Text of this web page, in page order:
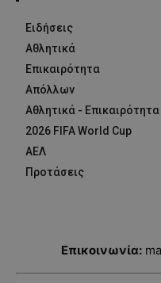
Ειδήσεις
Αθλητικά
Επικαιρότητα
Απόλλων
Αθλητικά - Επικαιρότητα
2026 FIFA World Cup
ΑΕΛ
Προτάσεις
Επικοινωνία: